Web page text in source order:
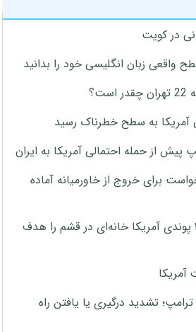
در کویت
واقعی زبان انگلیسی خود را بدانید
به سطح خطرناک رسید
پیش از حمله احتمالی آمریکا به ایران
برای خروج از خاورمیانه آماده
نیویورک‌تایمز: بمب ۲۰۰۰ پوندی آمریکا خانه‌ای در قشم را هدف
آمریکا
تشدید درگیری یا یافتن راه